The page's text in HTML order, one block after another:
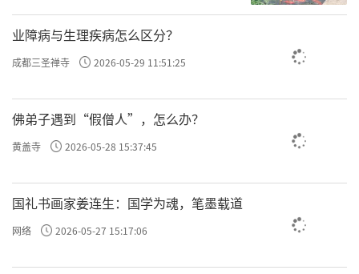
业障病与生理疾病怎么区分？
成都三圣禅寺 2026-05-29 11:51:25
佛弟子遇到“假僧人”，怎么办？
黄盖寺 2026-05-28 15:37:45
国礼书画家姜连生：国学为魂，笔墨载道
网络 2026-05-27 15:17:06